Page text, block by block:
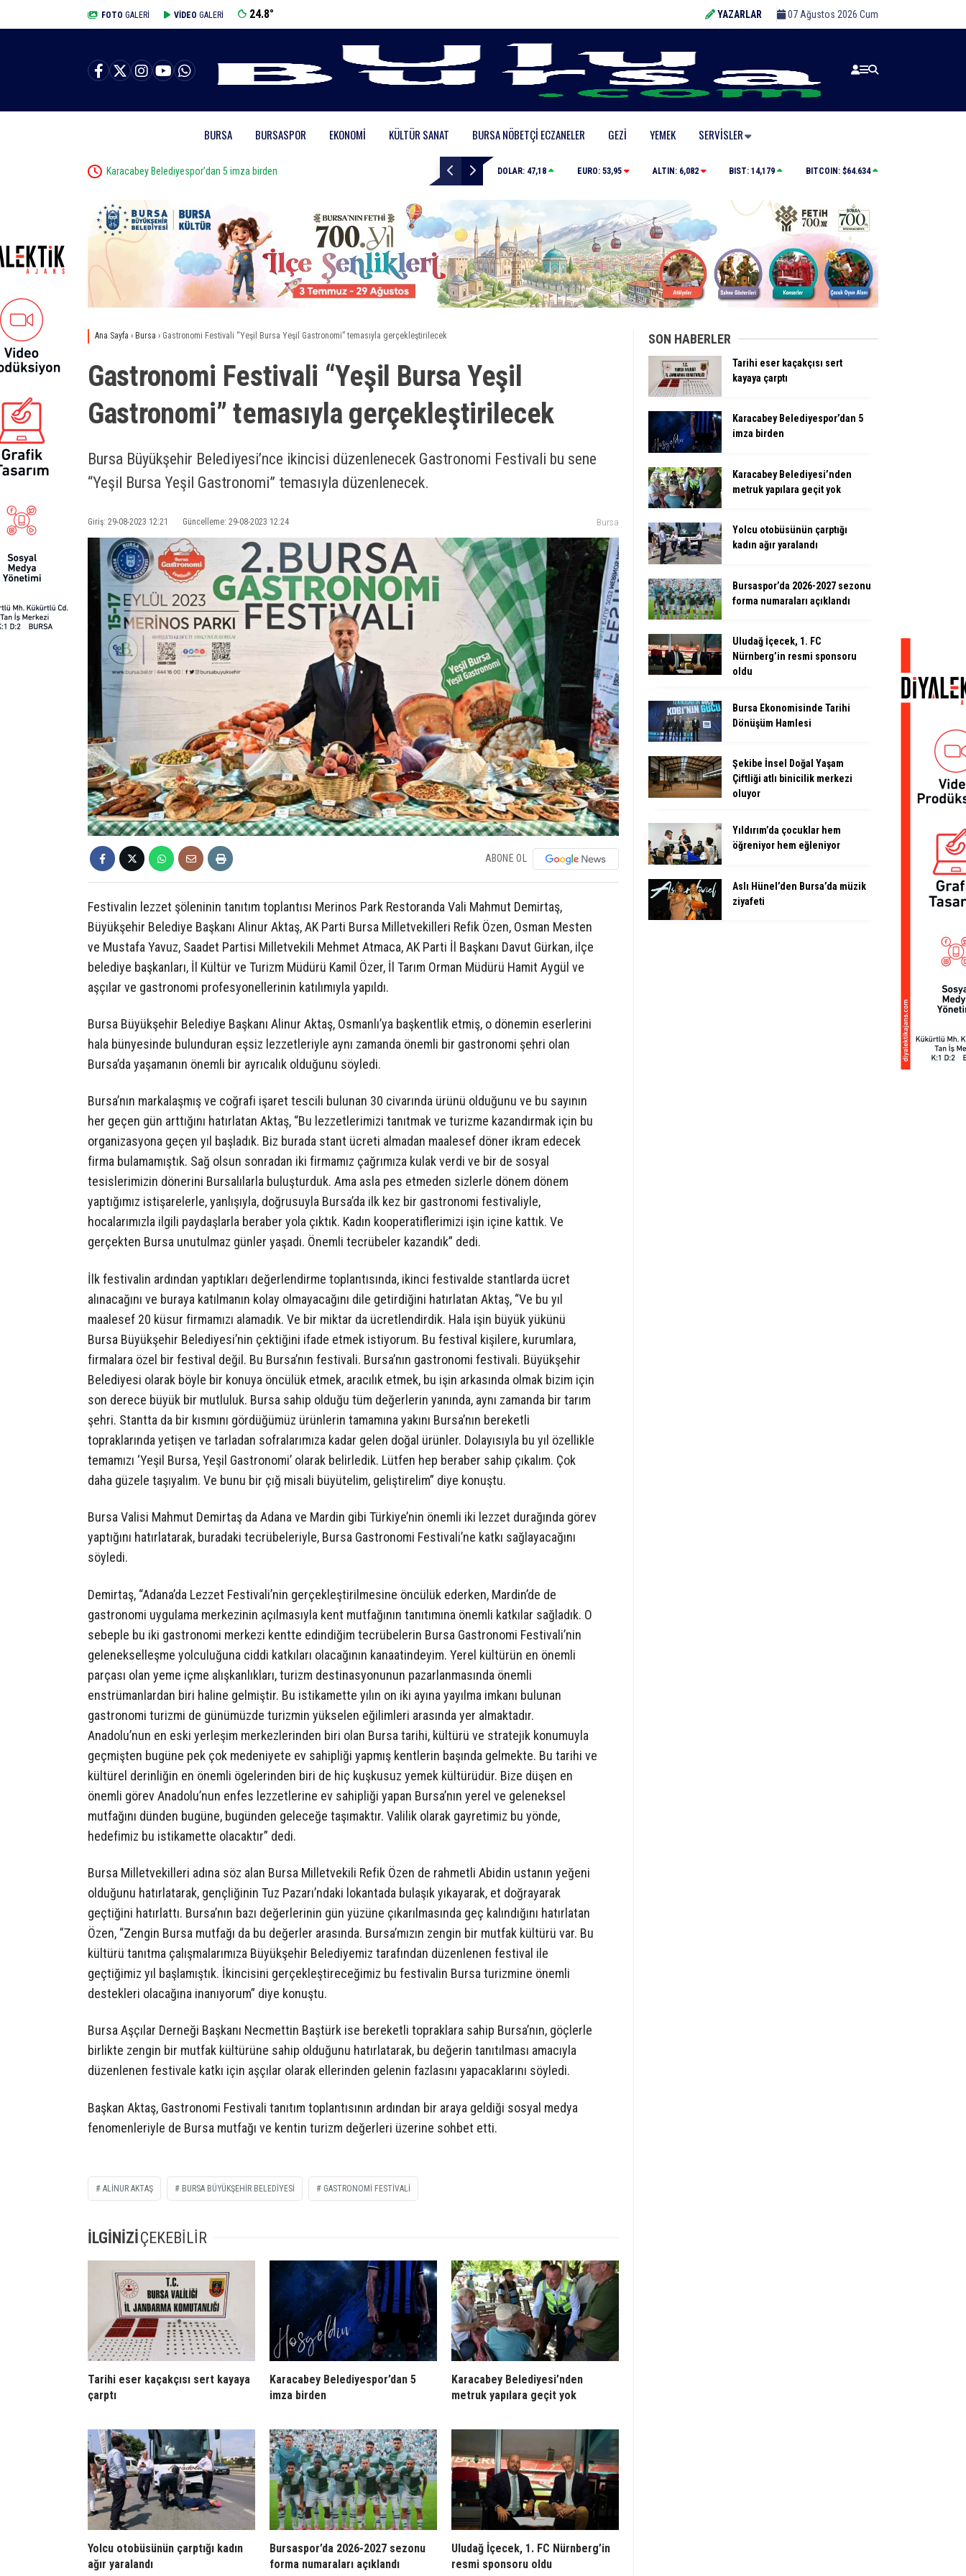
FOTO GALERİ VİDEO GALERİ 24.8° YAZARLAR 07 Ağustos 2026 Cum
BURSA BURSASPOR EKONOMI KÜLTÜR SANAT BURSA NÖBETÇI ECZANELER GEZI YEMEK SERVISLER
Karacabey Belediyespor’dan 5 imza birden Karacabey Belediyesi’nden metruk yapılara geçit yok Yolcu otobüsünün çarptığı kadın ağır yaralandı
DOLAR: 47,18 EURO: 53,95 ALTIN: 6,082 BIST: 14,179 BITCOIN: $64.634
Ana Sayfa › Bursa › Gastronomi Festivali “Yeşil Bursa Yeşil Gastronomi” temasıyla gerçekleştirilecek
Gastronomi Festivali “Yeşil Bursa Yeşil
Gastronomi” temasıyla gerçekleştirilecek
Bursa Büyükşehir Belediyesi’nce ikincisi düzenlenecek Gastronomi Festivali bu sene
“Yeşil Bursa Yeşil Gastronomi” temasıyla düzenlenecek.
Giriş: 29-08-2023 12:21 Güncelleme: 29-08-2023 12:24 Bursa
ABONE OL
Festivalin lezzet şöleninin tanıtım toplantısı Merinos Park Restoranda Vali Mahmut Demirtaş,
Büyükşehir Belediye Başkanı Alinur Aktaş, AK Parti Bursa Milletvekilleri Refik Özen, Osman Mesten
ve Mustafa Yavuz, Saadet Partisi Milletvekili Mehmet Atmaca, AK Parti İl Başkanı Davut Gürkan, ilçe
belediye başkanları, İl Kültür ve Turizm Müdürü Kamil Özer, İl Tarım Orman Müdürü Hamit Aygül ve
aşçılar ve gastronomi profesyonellerinin katılımıyla yapıldı.
Bursa Büyükşehir Belediye Başkanı Alinur Aktaş, Osmanlı’ya başkentlik etmiş, o dönemin eserlerini
hala bünyesinde bulunduran eşsiz lezzetleriyle aynı zamanda önemli bir gastronomi şehri olan
Bursa’da yaşamanın önemli bir ayrıcalık olduğunu söyledi.
Bursa’nın markalaşmış ve coğrafi işaret tescili bulunan 30 civarında ürünü olduğunu ve bu sayının
her geçen gün arttığını hatırlatan Aktaş, “Bu lezzetlerimizi tanıtmak ve turizme kazandırmak için bu
organizasyona geçen yıl başladık. Biz burada stant ücreti almadan maalesef döner ikram edecek
firma bulamamıştık. Sağ olsun sonradan iki firmamız çağrımıza kulak verdi ve bir de sosyal
tesislerimizin dönerini Bursalılarla buluşturduk. Ama asla pes etmeden sizlerle dönem dönem
yaptığımız istişarelerle, yanlışıyla, doğrusuyla Bursa’da ilk kez bir gastronomi festivaliyle,
hocalarımızla ilgili paydaşlarla beraber yola çıktık. Kadın kooperatiflerimizi işin içine kattık. Ve
gerçekten Bursa unutulmaz günler yaşadı. Önemli tecrübeler kazandık” dedi.
İlk festivalin ardından yaptıkları değerlendirme toplantısında, ikinci festivalde stantlarda ücret
alınacağını ve buraya katılmanın kolay olmayacağını dile getirdiğini hatırlatan Aktaş, “Ve bu yıl
maalesef 20 küsur firmamızı alamadık. Ve bir miktar da ücretlendirdik. Hala işin büyük yükünü
Bursa Büyükşehir Belediyesi’nin çektiğini ifade etmek istiyorum. Bu festival kişilere, kurumlara,
firmalara özel bir festival değil. Bu Bursa’nın festivali. Bursa’nın gastronomi festivali. Büyükşehir
Belediyesi olarak böyle bir konuya öncülük etmek, aracılık etmek, bu işin arkasında olmak bizim için
son derece büyük bir mutluluk. Bursa sahip olduğu tüm değerlerin yanında, aynı zamanda bir tarım
şehri. Stantta da bir kısmını gördüğümüz ürünlerin tamamına yakını Bursa’nın bereketli
topraklarında yetişen ve tarladan sofralarımıza kadar gelen doğal ürünler. Dolayısıyla bu yıl özellikle
temamızı ‘Yeşil Bursa, Yeşil Gastronomi’ olarak belirledik. Lütfen hep beraber sahip çıkalım. Çok
daha güzele taşıyalım. Ve bunu bir çığ misali büyütelim, geliştirelim” diye konuştu.
Bursa Valisi Mahmut Demirtaş da Adana ve Mardin gibi Türkiye’nin önemli iki lezzet durağında görev
yaptığını hatırlatarak, buradaki tecrübeleriyle, Bursa Gastronomi Festivali’ne katkı sağlayacağını
söyledi.
Demirtaş, “Adana’da Lezzet Festivali’nin gerçekleştirilmesine öncülük ederken, Mardin’de de
gastronomi uygulama merkezinin açılmasıyla kent mutfağının tanıtımına önemli katkılar sağladık. O
sebeple bu iki gastronomi merkezi kentte edindiğim tecrübelerin Bursa Gastronomi Festivali’nin
gelenekselleşme yolculuğuna ciddi katkıları olacağının kanaatindeyim. Yerel kültürün en önemli
parçası olan yeme içme alışkanlıkları, turizm destinasyonunun pazarlanmasında önemli
enstrümanlardan biri haline gelmiştir. Bu istikamette yılın on iki ayına yayılma imkanı bulunan
gastronomi turizmi de günümüzde turizmin yükselen eğilimleri arasında yer almaktadır.
Anadolu’nun en eski yerleşim merkezlerinden biri olan Bursa tarihi, kültürü ve stratejik konumuyla
geçmişten bugüne pek çok medeniyete ev sahipliği yapmış kentlerin başında gelmekte. Bu tarihi ve
kültürel derinliğin en önemli ögelerinden biri de hiç kuşkusuz yemek kültürüdür. Bize düşen en
önemli görev Anadolu’nun enfes lezzetlerine ev sahipliği yapan Bursa’nın yerel ve geleneksel
mutfağını dünden bugüne, bugünden geleceğe taşımaktır. Valilik olarak gayretimiz bu yönde,
hedefimiz bu istikamette olacaktır” dedi.
Bursa Milletvekilleri adına söz alan Bursa Milletvekili Refik Özen de rahmetli Abidin ustanın yeğeni
olduğunu hatırlatarak, gençliğinin Tuz Pazarı’ndaki lokantada bulaşık yıkayarak, et doğrayarak
geçtiğini hatırlattı. Bursa’nın bazı değerlerinin gün yüzüne çıkarılmasında geç kalındığını hatırlatan
Özen, “Zengin Bursa mutfağı da bu değerler arasında. Bursa’mızın zengin bir mutfak kültürü var. Bu
kültürü tanıtma çalışmalarımıza Büyükşehir Belediyemiz tarafından düzenlenen festival ile
geçtiğimiz yıl başlamıştık. İkincisini gerçekleştireceğimiz bu festivalin Bursa turizmine önemli
destekleri olacağına inanıyorum” diye konuştu.
Bursa Aşçılar Derneği Başkanı Necmettin Baştürk ise bereketli topraklara sahip Bursa’nın, göçlerle
birlikte zengin bir mutfak kültürüne sahip olduğunu hatırlatarak, bu değerin tanıtılması amacıyla
düzenlenen festivale katkı için aşçılar olarak ellerinden gelenin fazlasını yapacaklarını söyledi.
Başkan Aktaş, Gastronomi Festivali tanıtım toplantısının ardından bir araya geldiği sosyal medya
fenomenleriyle de Bursa mutfağı ve kentin turizm değerleri üzerine sohbet etti.
ALINUR AKTAŞ BURSA BÜYÜKŞEHIR BELEDIYESI GASTRONOMI FESTIVALI
İLGİNİZİÇEKEBİLİR
Tarihi eser kaçakçısı sert kayaya
çarptı
Karacabey Belediyespor’dan 5
imza birden
Karacabey Belediyesi’nden
metruk yapılara geçit yok
Yolcu otobüsünün çarptığı kadın
ağır yaralandı
Bursaspor’da 2026-2027 sezonu
forma numaraları açıklandı
Uludağ İçecek, 1. FC Nürnberg’in
resmi sponsoru oldu
SON HABERLER
Tarihi eser kaçakçısı sert
kayaya çarptı
Karacabey Belediyespor’dan 5
imza birden
Karacabey Belediyesi’nden
metruk yapılara geçit yok
Yolcu otobüsünün çarptığı
kadın ağır yaralandı
Bursaspor’da 2026-2027 sezonu
forma numaraları açıklandı
Uludağ İçecek, 1. FC
Nürnberg’in resmi sponsoru
oldu
Bursa Ekonomisinde Tarihi
Dönüşüm Hamlesi
Şekibe İnsel Doğal Yaşam
Çiftliği atlı binicilik merkezi
oluyor
Yıldırım’da çocuklar hem
öğreniyor hem eğleniyor
Aslı Hünel’den Bursa’da müzik
ziyafeti